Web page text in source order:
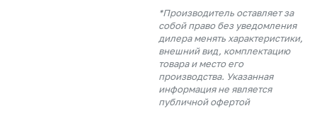
*Производитель оставляет за
собой право без уведомления
дилера менять характеристики,
внешний вид, комплектацию
товара и место его
производства. Указанная
информация не является
публичной офертой
25
Остались вопросы?
8 800 302-02-51
plait.ru